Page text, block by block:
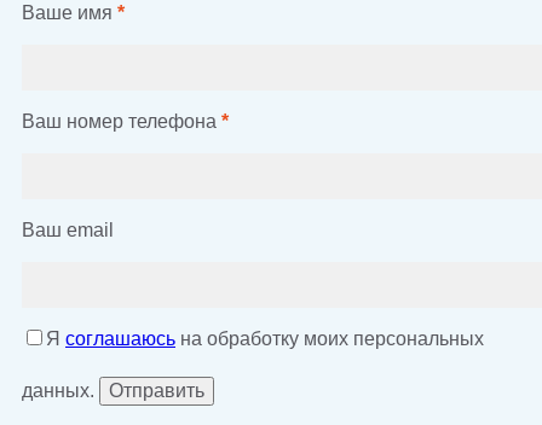
Ваше имя *
Ваш номер телефона *
Ваш email
Я соглашаюсь на обработку моих персональных
данных.